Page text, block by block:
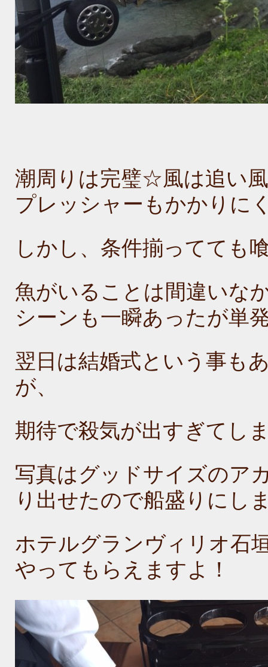
潮周りは完璧☆風は追い
プレッシャーもかかりに
しかし、条件揃ってても
魚がいることは間違いな
シーンも一瞬あったが単
翌日は結婚式という事も
が、
期待で殺気が出すぎてし
写真はグッドサイズのア
り出せたので船盛りにし
ホテルグランヴィリオ石
やってもらえますよ！